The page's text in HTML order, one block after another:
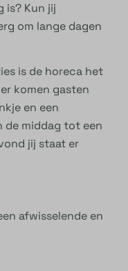
is? Kun jij
om lange dagen
is de horeca het
komen gasten
en een
de middag tot een
jij staat er
afwisselende en